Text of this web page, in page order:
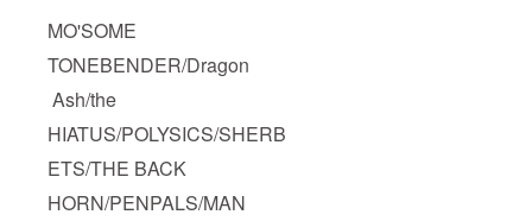
MO'SOME
TONEBENDER/Dragon
Ash/the
HIATUS/POLYSICS/SHERB
ETS/THE BACK
HORN/PENPALS/MAN